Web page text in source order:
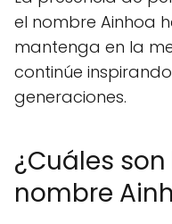
el nombre Ainhoa
mantenga en la
continúe
generaciones.
¿Cuáles
nombre